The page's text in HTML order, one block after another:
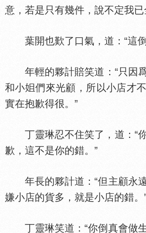
意，若是只有幾件，說不定我已
葉開也歎了口氣，道：“這倒
年輕的夥計賠笑道：“只因
和小
們來光顧，所以小店才
實在抱歉得很。”
丁靈琳忍不住笑了，道：“
歉，這不是你的錯。”
年長的夥計道：“但主顧永
嫌小店的貨多，就是小店的錯。
丁靈琳笑道：“你倒真會做